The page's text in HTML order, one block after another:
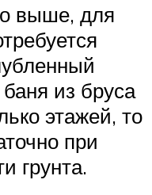
выше, для
из бруса
этажей, то
при
грунта.